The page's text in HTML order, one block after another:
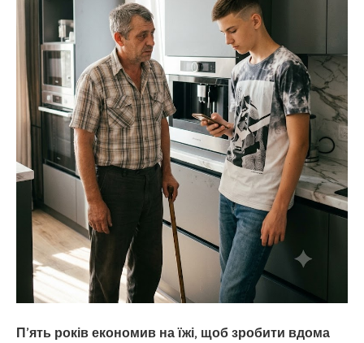
П’ять років економив на їжі, щоб зробити вдома